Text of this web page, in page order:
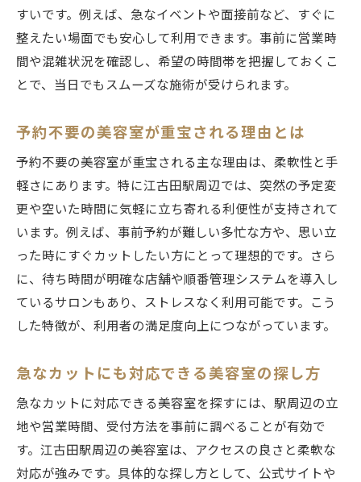
すいです。例えば、急なイベントや面接前など、すぐに
整えたい場面でも安心して利用できます。事前に営業時
間や混雑状況を確認し、希望の時間帯を把握しておくこ
とで、当日でもスムーズな施術が受けられます。
予約不要の美容室が重宝される理由とは
予約不要の美容室が重宝される主な理由は、柔軟性と手
軽さにあります。特に江古田駅周辺では、突然の予定変
更や空いた時間に気軽に立ち寄れる利便性が支持されて
います。例えば、事前予約が難しい多忙な方や、思い立
った時にすぐカットしたい方にとって理想的です。さら
に、待ち時間が明確な店舗や順番管理システムを導入し
ているサロンもあり、ストレスなく利用可能です。こう
した特徴が、利用者の満足度向上につながっています。
急なカットにも対応できる美容室の探し方
急なカットに対応できる美容室を探すには、駅周辺の立
地や営業時間、受付方法を事前に調べることが有効で
す。江古田駅周辺の美容室は、アクセスの良さと柔軟な
対応が強みです。具体的な探し方として、公式サイトや